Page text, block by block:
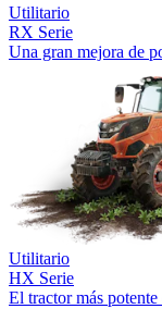
Utilitario
RX Serie
Una gran mejora de
Utilitario
HX Serie
El tractor más